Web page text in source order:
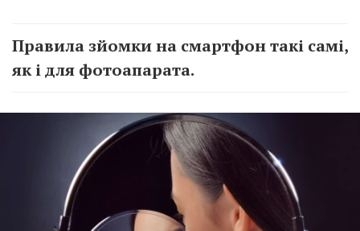
Правила зйомки на смартфон такі самі,
як і для фотоапарата.